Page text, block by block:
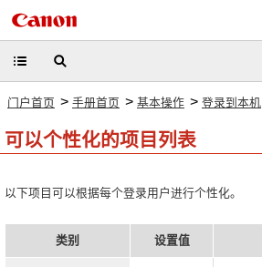
门户首页 > 手册首页 > 基本操作 > 登录到本机
可以个性化的项目列表
以下项目可以根据每个登录用户进行个性化。
类别 设置值